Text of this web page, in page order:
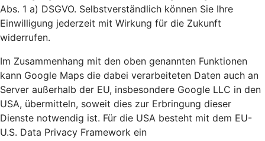
Abs. 1 a) DSGVO. Selbstverständlich können Sie Ihre
Einwilligung jederzeit mit Wirkung für die Zukunft
widerrufen.
Im Zusammenhang mit den oben genannten Funktionen
kann Google Maps die dabei verarbeiteten Daten auch an
Server außerhalb der EU, insbesondere Google LLC in den
USA, übermitteln, soweit dies zur Erbringung dieser
Dienste notwendig ist. Für die USA besteht mit dem EU-
U.S. Data Privacy Framework ein